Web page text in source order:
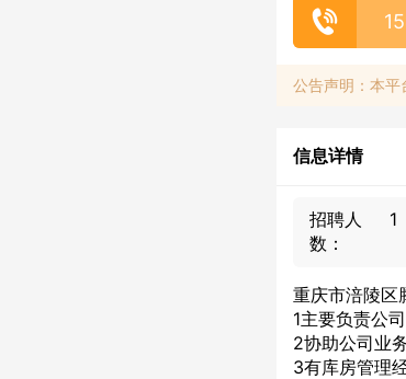
公告声明：本平
信息详情
招聘人
数：
1
重庆市涪陵区
1主要负责公
2协助公司业
3有库房管理